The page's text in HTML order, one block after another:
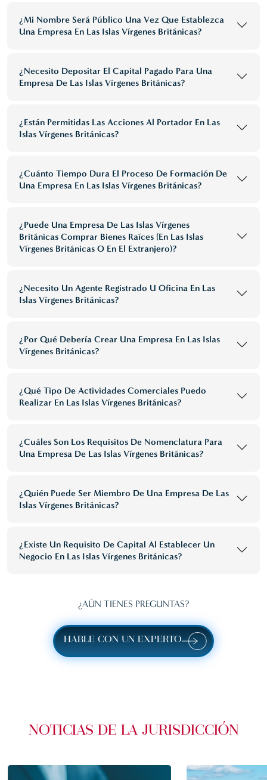
¿Mi Nombre Será Público Una Vez Que Establezca
Una Empresa En Las Islas Vírgenes Británicas?
¿Necesito Depositar El Capital Pagado Para Una
Empresa De Las Islas Vírgenes Británicas?
¿Están Permitidas Las Acciones Al Portador En Las
Islas Vírgenes Británicas?
¿Cuánto Tiempo Dura El Proceso De Formación De
Una Empresa En Las Islas Vírgenes Británicas?
¿Puede Una Empresa De Las Islas Vírgenes
Británicas Comprar Bienes Raíces (en Las Islas
Vírgenes Británicas O En El Extranjero)?
¿Necesito Un Agente Registrado U Oficina En Las
Islas Vírgenes Británicas?
¿Por Qué Debería Crear Una Empresa En Las Islas
Vírgenes Británicas?
¿Qué Tipo De Actividades Comerciales Puedo
Realizar En Las Islas Vírgenes Británicas?
¿Cuáles Son Los Requisitos De Nomenclatura Para
Una Empresa De Las Islas Vírgenes Británicas?
¿Quién Puede Ser Miembro De Una Empresa De Las
Islas Vírgenes Británicas?
¿Existe Un Requisito De Capital Al Establecer Un
Negocio En Las Islas Vírgenes Británicas?
¿AÚN TIENES PREGUNTAS?
HABLE CON UN EXPERTO
NOTICIAS DE LA JURISDICCIÓN